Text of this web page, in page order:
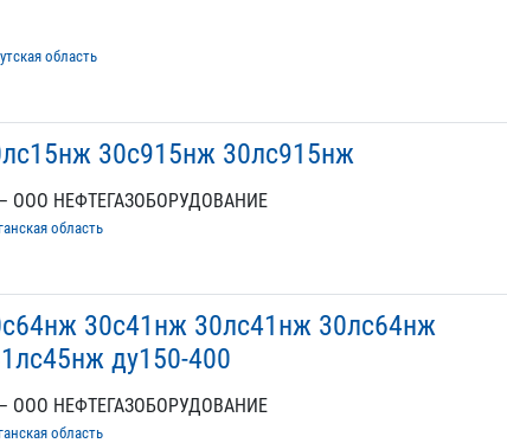
область
30с915нж 30лс915нж
ООО НЕФТЕГАЗОБОРУДОВАНИЕ
область
30с41нж 30лс41нж 30лс64нж
ду150-400
ООО НЕФТЕГАЗОБОРУДОВАНИЕ
область